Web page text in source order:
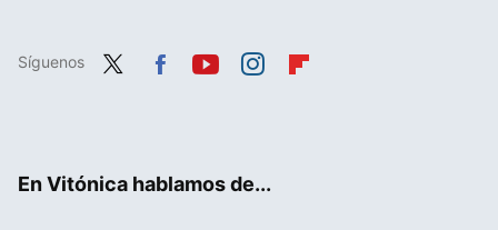
Síguenos
En Vitónica hablamos de...